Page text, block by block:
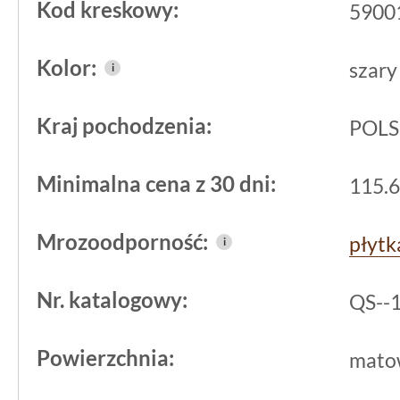
Strukturalna
trwałość w
na komfort chodzenia, ale także
zwłaszcza na schodach. Wypukłości
powierzchni kurz i zabrudzenia nie
na produktów o gładkim
Kod kreskowy:
Kolor: i szary
Kraj pochodzenia:
Minimalna cena z 30 dni:
Mrozoodporność: i
Nr. katalogowy: QS--
Powierzchnia: